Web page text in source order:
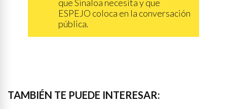
que Sinaloa necesita y que
ESPEJO coloca en la conversación
pública.
TAMBIÉN TE PUEDE INTERESAR: